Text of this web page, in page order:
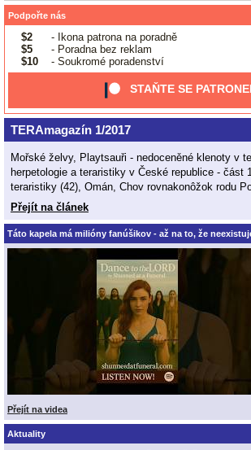
Podpořte nás
$2
- Ikona patrona na poradně
$5
- Poradna bez reklam
$10
- Soukromé poradenství
STAŇTE SE
TERAmagazín 1/2017
Mořské želvy, Playtsauři - nedoceněné klenoty v
herpetologie a teraristiky v České republice - část
teraristiky (42), Omán, Chov rovnakonôžok rodu
Přejít na článek
Táto kapela má milióny fanúšikov - až na to, že
Přejít na videa
Aktuality